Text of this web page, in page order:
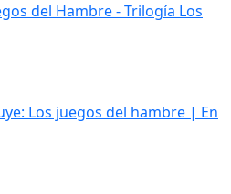
del Hambre - Trilogía Los
Los juegos del hambre | En